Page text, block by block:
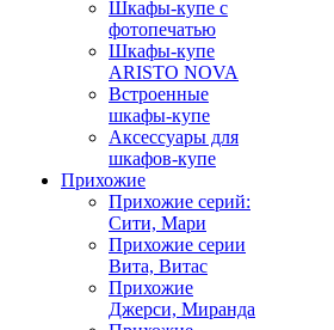
Шкафы-купе с
фотопечатью
Шкафы-купе
ARISTO NOVA
Встроенные
шкафы-купе
Аксессуары для
шкафов-купе
Прихожие
Прихожие серий:
Сити, Мари
Прихожие серии
Вита, Витас
Прихожие
Джерси, Миранда